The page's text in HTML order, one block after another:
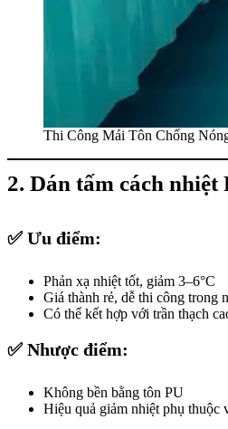
Thi Công Mái Tôn Chống
2. Dán tấm cách
✅ Ưu điểm:
Phản xạ nhiệt tốt, giảm 3–6°C
Giá thành rẻ, dễ thi công trong
Có thể kết hợp với trần thạch
✅ Nhược điểm:
Không bền bằng tôn PU
Hiệu quả giảm nhiệt phụ thuộc